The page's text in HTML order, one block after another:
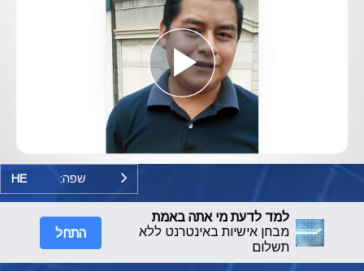
Play
Video
שפה: HE
למד לדעת מי אתה באמת
מבחן אישיות באינטרנט ללא
תשלום
התחל